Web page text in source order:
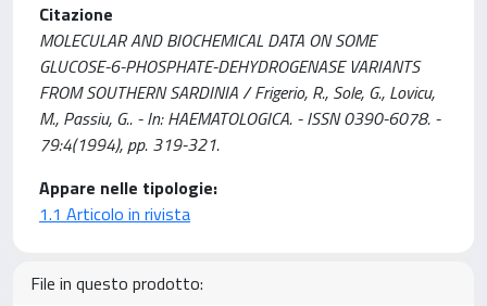
Citazione
MOLECULAR AND BIOCHEMICAL DATA ON SOME
GLUCOSE-6-PHOSPHATE-DEHYDROGENASE VARIANTS
FROM SOUTHERN SARDINIA / Frigerio, R., Sole, G., Lovicu,
M., Passiu, G.. - In: HAEMATOLOGICA. - ISSN 0390-6078. -
79:4(1994), pp. 319-321.
Appare nelle tipologie:
1.1 Articolo in rivista
File in questo prodotto: